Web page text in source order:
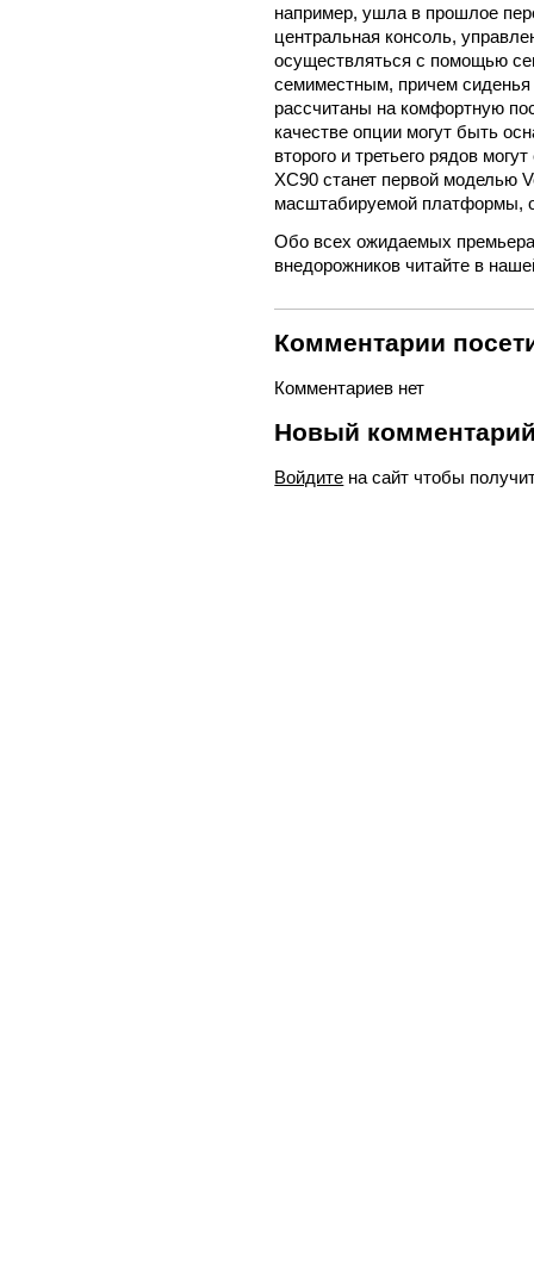
например, ушла в прошлое
центральная консоль,
осуществляться с помощью
семиместным, причем сиденья
рассчитаны на комфортную
качестве опции могут быть
второго и третьего рядов
XC90 станет первой моделью
масштабируемой платформы,
Обо всех ожидаемых
внедорожников читайте в
Комментарии
Комментариев нет
Новый
Войдите на сайт чтобы